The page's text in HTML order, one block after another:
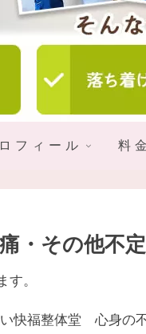
フィール 料金
・その他不
す。
快福整体堂 心身の